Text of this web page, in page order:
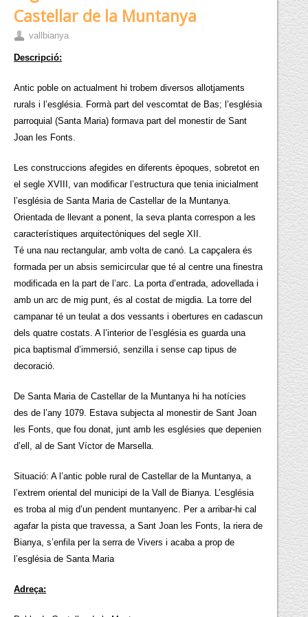
Castellar de la Muntanya
vallbianya
Descripció:
Antic poble on actualment hi trobem diversos allotjaments
rurals i l’església. Formà part del vescomtat de Bas; l’església
parroquial (Santa Maria) formava part del monestir de Sant
Joan les Fonts.
Les construccions afegides en diferents èpoques, sobretot en
el segle XVIII, van modificar l’estructura que tenia inicialment
l’església de Santa Maria de Castellar de la Muntanya.
Orientada de llevant a ponent, la seva planta correspon a les
característiques arquitectòniques del segle XII.
Té una nau rectangular, amb volta de canó. La capçalera és
formada per un absis semicircular que té al centre una finestra
modificada en la part de l’arc. La porta d’entrada, adovellada i
amb un arc de mig punt, és al costat de migdia. La torre del
campanar té un teulat a dos vessants i obertures en cadascun
dels quatre costats. A l’interior de l’església es guarda una
pica baptismal d’immersió, senzilla i sense cap tipus de
decoració.
De Santa Maria de Castellar de la Muntanya hi ha notícies
des de l’any 1079. Estava subjecta al monestir de Sant Joan
les Fonts, que fou donat, junt amb les esglésies que depenien
d’ell, al de Sant Víctor de Marsella.
Situació: A l’antic poble rural de Castellar de la Muntanya, a
l’extrem oriental del municipi de la Vall de Bianya. L’església
es troba al mig d’un pendent muntanyenc. Per a arribar-hi cal
agafar la pista que travessa, a Sant Joan les Fonts, la riera de
Bianya, s’enfila per la serra de Vivers i acaba a prop de
l’església de Santa Maria
Adreça: